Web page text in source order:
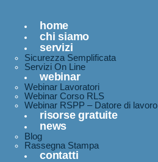
home
chi siamo
servizi
Sicurezza Semplificata
Servizi On Line
webinar
Webinar Lavoratori
Webinar Corso RLS
Webinar RSPP – Datore di lavoro
risorse gratuite
news
Blog
Rassegna Stampa
contatti